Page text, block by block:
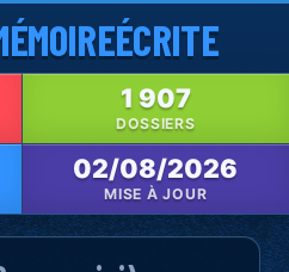
ÉCRITE
1 907
DOSSIERS
02/08/2026
MISE À JOUR